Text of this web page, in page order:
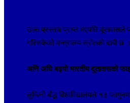
उक्त प्रस्ताव प्राप्त भएपछि दूतावासले
गरिसकेको मन्त्रालय स्रोतको दाबी छ
अनि अघि बढ्यो भारतीय दूतावासको
लुम्बिनी बौद्ध विश्वविद्यालयले १३